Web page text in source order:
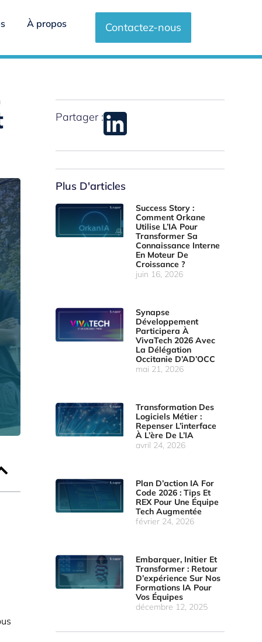
À propos Contactez-nous
Partager :
Plus D'articles
Success Story :
Comment Orkane
Utilise L’IA Pour
Transformer Sa
Connaissance Interne
En Moteur De
Croissance ?
juin 16, 2026
Synapse
Développement
Participera À
VivaTech 2026 Avec
La Délégation
Occitanie D’AD’OCC
mai 21, 2026
Transformation Des
Logiciels Métier :
Repenser L’interface
À L’ère De L’IA
avril 24, 2026
Plan D’action IA For
Code 2026 : Tips Et
REX Pour Une Équipe
Tech Augmentée
février 24, 2026
Embarquer, Initier Et
Transformer : Retour
D’expérience Sur Nos
Formations IA Pour
Vos Équipes
décembre 12, 2025